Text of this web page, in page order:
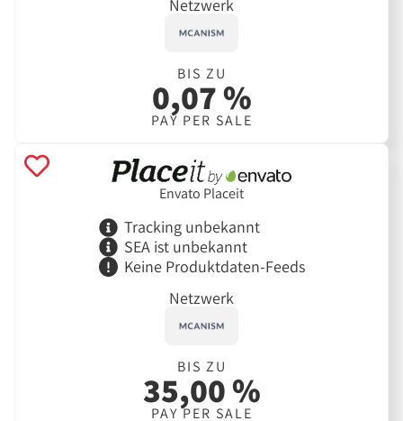
Netzwerk
BIS ZU
0,07 %
PAY PER SALE
Envato Placeit
Tracking unbekannt
SEA ist unbekannt
Keine Produktdaten-Feeds
Netzwerk
BIS ZU
35,00 %
PAY PER SALE